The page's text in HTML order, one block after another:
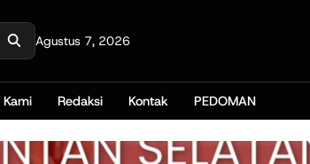
Agustus 7, 2026
Redaksi Kontak PEDOMAN